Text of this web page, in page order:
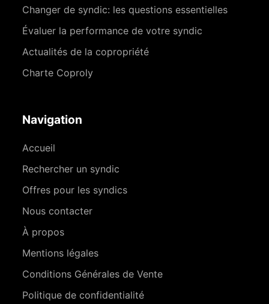
Changer de syndic: les questions essentielles
Évaluer la performance de votre syndic
Actualités de la copropriété
Charte Coproly
Navigation
Accueil
Rechercher un syndic
Offres pour les syndics
Nous contacter
À propos
Mentions légales
Conditions Générales de Vente
Politique de confidentialité